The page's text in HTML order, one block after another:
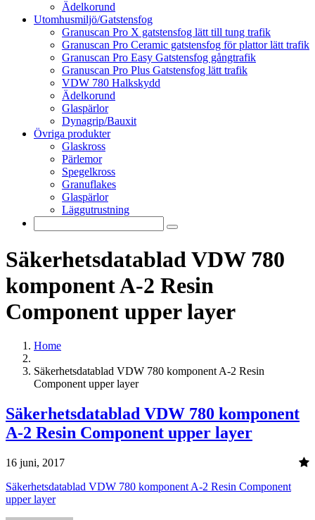
Ädelkorund
Utomhusmiljö/Gatstensfog
Granuscan Pro X gatstensfog lätt till tung trafik
Granuscan Pro Ceramic gatstensfog för plattor lätt trafik
Granuscan Pro Easy Gatstensfog gångtrafik
Granuscan Pro Plus Gatstensfog lätt trafik
VDW 780 Halkskydd
Ädelkorund
Glaspärlor
Dynagrip/Bauxit
Övriga produkter
Glaskross
Pärlemor
Spegelkross
Granuflakes
Glaspärlor
Läggutrustning
Säkerhetsdatablad VDW 780
komponent A-2 Resin
Component upper layer
Home
Säkerhetsdatablad VDW 780 komponent A-2 Resin
Component upper layer
Säkerhetsdatablad VDW 780 komponent
A-2 Resin Component upper layer
16 juni, 2017
Säkerhetsdatablad VDW 780 komponent A-2 Resin Component
upper layer